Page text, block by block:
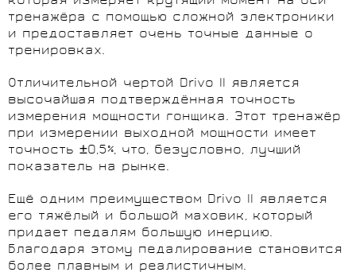
тренажёра с помощью сложной электроники
и предоставляет очень точные данные о
тренировках.
Отличительной чертой Drivo II является
высочайшая подтверждённая точность
измерения мощности гонщика. Этот тренажёр
при измерении выходной мощности имеет
точность ±0,5%, что, безусловно, лучший
показатель на рынке.
Ещё одним преимуществом Drivo II является
его тяжёлый и большой маховик, который
придает педалям большую инерцию.
Благодаря этому педалирование становится
более плавным и реалистичным.